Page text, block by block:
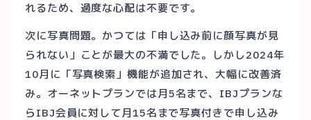
れるため、過度な心配は不要です。
次に写真問題。かつては「申し込み前に顔写真が見
られない」ことが最大の不満でした。しかし2024年
10月に「写真検索」機能が追加され、大幅に改善済
み。オーネットプランでは月5名まで、IBJプランな
らIBJ会員に対して月15名まで写真付きで申し込み